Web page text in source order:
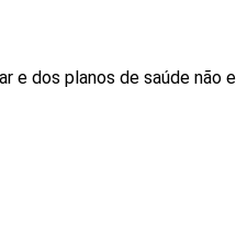
e dos planos de saúde não